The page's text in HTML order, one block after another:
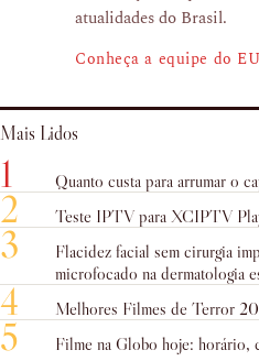
atualidades do Brasil.
Conheça a equipe do
Mais Lidos
1 Quanto custa para arrumar o
2 Teste IPTV para XCIPTV
3
Flacidez facial sem cirurgia
microfocado na dermatologia
4 Melhores Filmes de Terror
5 Filme na Globo hoje: horário,